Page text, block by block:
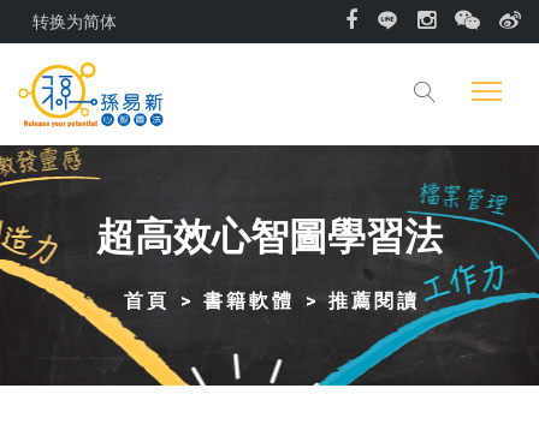
转换为简体
超高效心智圖學習法
首頁 書籍軟體 推薦閱讀